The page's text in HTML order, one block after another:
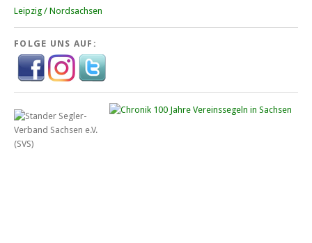
Leipzig / Nordsachsen
FOLGE UNS AUF: